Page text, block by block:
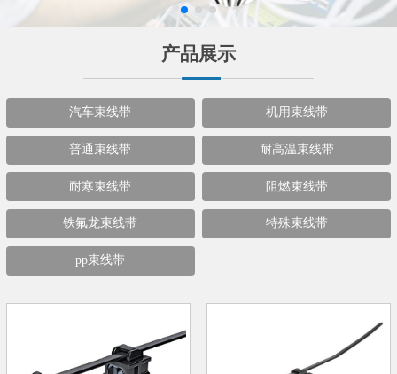
产品展示
汽车束线带 机用束线带
普通束线带 耐高温束线带
耐寒束线带 阻燃束线带
铁氟龙束线带 特殊束线带
pp束线带